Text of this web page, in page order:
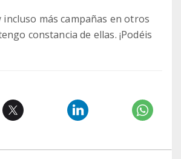
incluso más campañas en otros
constancia de ellas. ¡Podéis